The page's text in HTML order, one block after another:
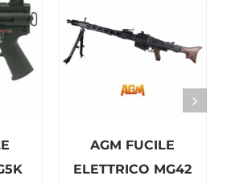
AGM FUCILE
ELETTRICO MG42